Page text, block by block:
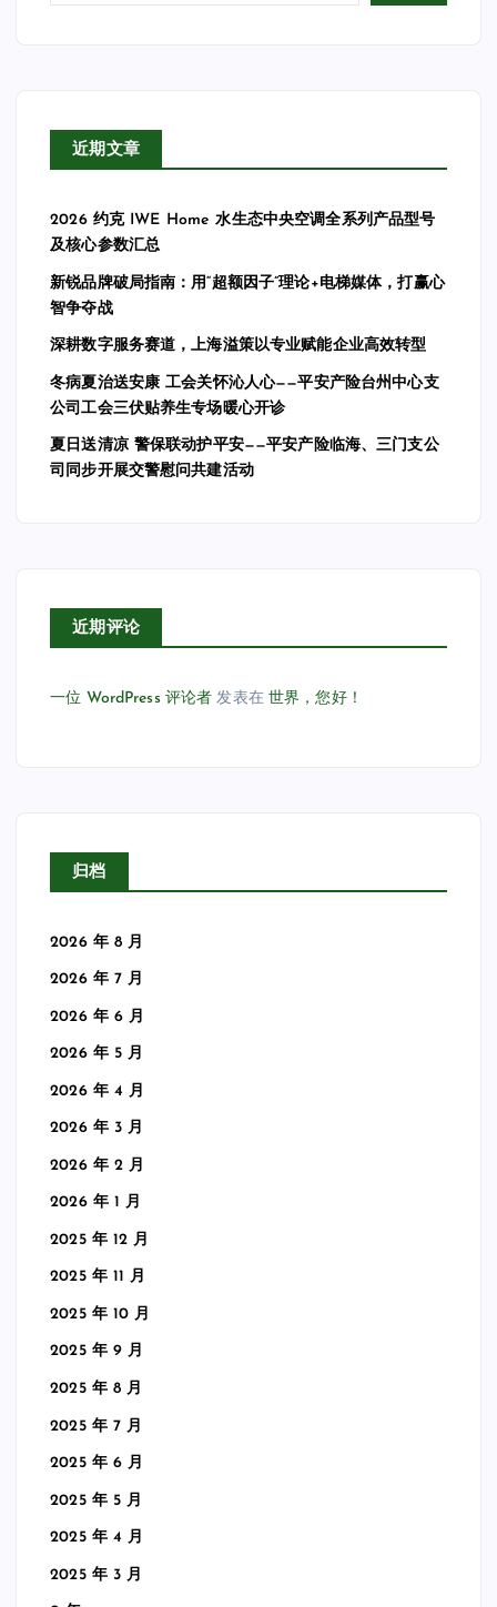
近期文章
2026 约克 IWE Home 水生态中央空调全系列产品型号
及核心参数汇总
新锐品牌破局指南：用“超额因子”理论+电梯媒体，打赢心
智争夺战
深耕数字服务赛道，上海溢策以专业赋能企业高效转型
冬病夏治送安康 工会关怀沁人心——平安产险台州中心支
公司工会三伏贴养生专场暖心开诊
夏日送清凉 警保联动护平安——平安产险临海、三门支公
司同步开展交警慰问共建活动
近期评论
一位 WordPress 评论者 发表在世界，您好！
归档
2026 年 8 月
2026 年 7 月
2026 年 6 月
2026 年 5 月
2026 年 4 月
2026 年 3 月
2026 年 2 月
2026 年 1 月
2025 年 12 月
2025 年 11 月
2025 年 10 月
2025 年 9 月
2025 年 8 月
2025 年 7 月
2025 年 6 月
2025 年 5 月
2025 年 4 月
2025 年 3 月